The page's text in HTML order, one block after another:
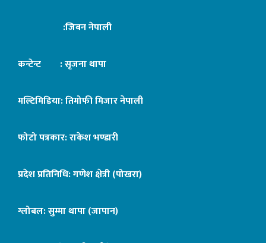
:जिबन नेपाली
कन्टेन्ट : सृजना थापा
मल्टिमिडिया: तिमोफी मिजार नेपाली
फोटो पत्रकार: राकेश भण्डारी
प्रदेश प्रतिनिधि: गणेश क्षेत्री (पोखरा)
ग्लोबल: सुम्मा थापा (जापान)